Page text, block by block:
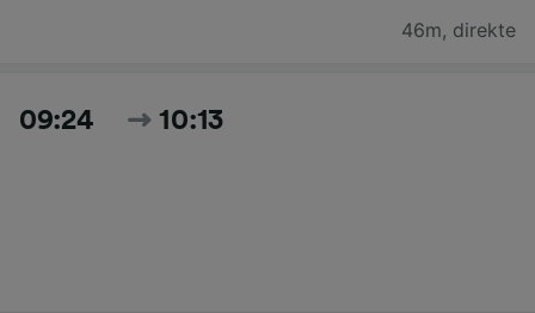
46m, direkte
09:24 10:13